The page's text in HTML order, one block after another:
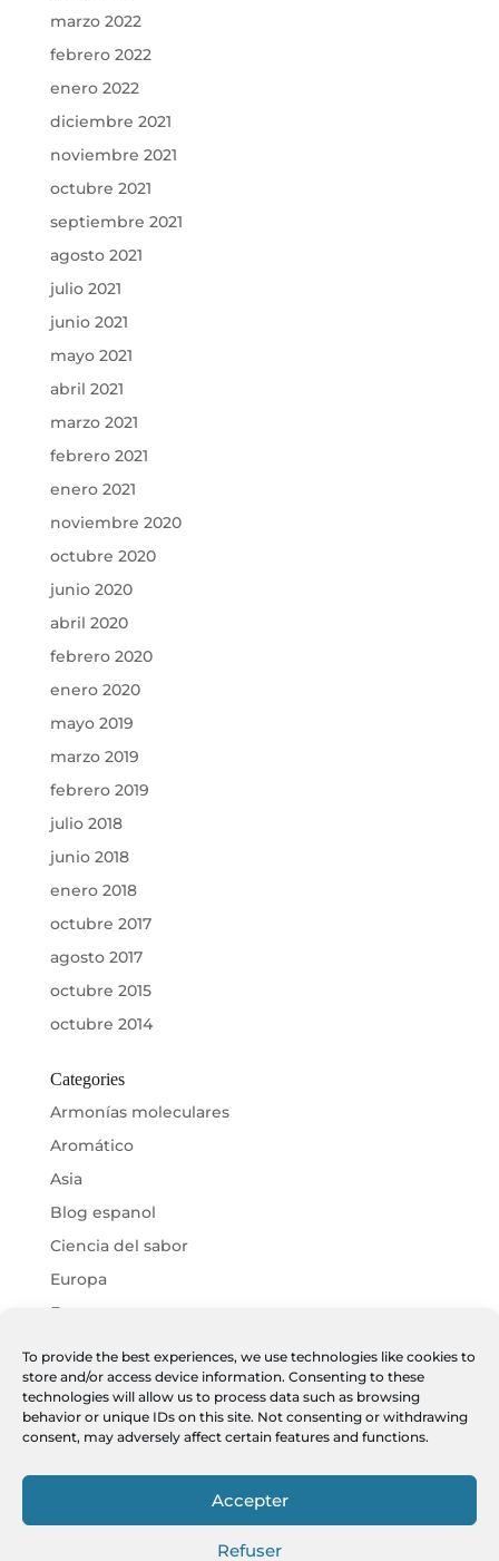
To provide the best experiences, we use technologies like cookies to
store and/or access device information. Consenting to these
technologies will allow us to process data such as browsing
behavior or unique IDs on this site. Not consenting or withdrawing
consent, may adversely affect certain features and functions.
Accepter
Refuser
marzo 2022
febrero 2022
enero 2022
diciembre 2021
noviembre 2021
octubre 2021
septiembre 2021
agosto 2021
julio 2021
junio 2021
mayo 2021
abril 2021
marzo 2021
febrero 2021
enero 2021
noviembre 2020
octubre 2020
junio 2020
abril 2020
febrero 2020
enero 2020
mayo 2019
marzo 2019
febrero 2019
julio 2018
junio 2018
enero 2018
octubre 2017
agosto 2017
octubre 2015
octubre 2014
Categories
Armonías moleculares
Aromático
Asia
Blog espanol
Ciencia del sabor
Europa
Eventos
Mundo
Noticias